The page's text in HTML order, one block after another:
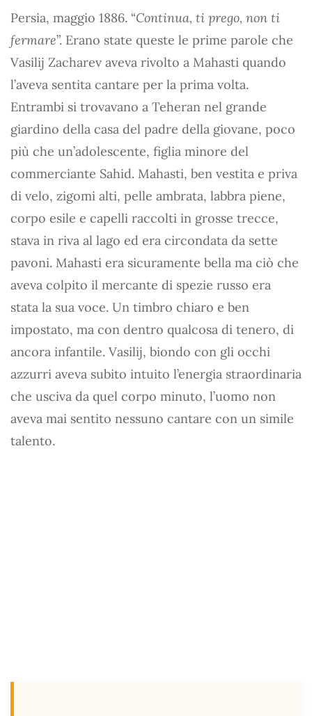
Persia, maggio 1886. “Continua, ti prego, non ti
fermare”. Erano state queste le prime parole che
Vasilij Zacharev aveva rivolto a Mahasti quando
l’aveva sentita cantare per la prima volta.
Entrambi si trovavano a Teheran nel grande
giardino della casa del padre della giovane, poco
più che un’adolescente, figlia minore del
commerciante Sahid. Mahasti, ben vestita e priva
di velo, zigomi alti, pelle ambrata, labbra piene,
corpo esile e capelli raccolti in grosse trecce,
stava in riva al lago ed era circondata da sette
pavoni. Mahasti era sicuramente bella ma ciò che
aveva colpito il mercante di spezie russo era
stata la sua voce. Un timbro chiaro e ben
impostato, ma con dentro qualcosa di tenero, di
ancora infantile. Vasilij, biondo con gli occhi
azzurri aveva subito intuito l’energia straordinaria
che usciva da quel corpo minuto, l’uomo non
aveva mai sentito nessuno cantare con un simile
talento.